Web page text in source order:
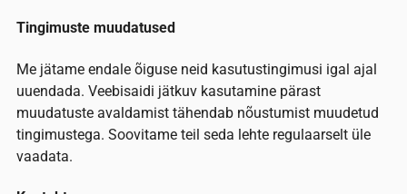
Tingimuste muudatused
Me jätame endale õiguse neid kasutustingimusi igal ajal
uuendada. Veebisaidi jätkuv kasutamine pärast
muudatuste avaldamist tähendab nõustumist muudetud
tingimustega. Soovitame teil seda lehte regulaarselt üle
vaadata.